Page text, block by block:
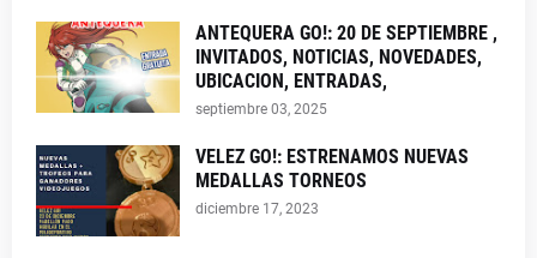
ANTEQUERA GO!: 20 DE SEPTIEMBRE ,
INVITADOS, NOTICIAS, NOVEDADES,
UBICACION, ENTRADAS,
septiembre 03, 2025
VELEZ GO!: ESTRENAMOS NUEVAS
MEDALLAS TORNEOS
diciembre 17, 2023